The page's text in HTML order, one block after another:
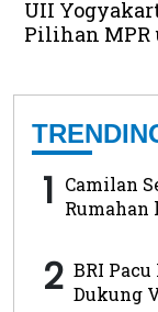
UII
Pilihan MPR
1 Camilan
Rumahan
2 BRI
Dukung